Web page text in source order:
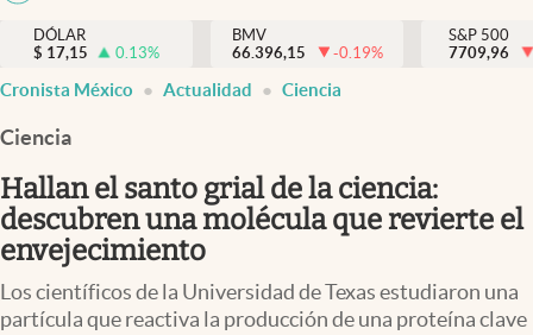
México
Dólar y mercados
Pc y celular
Vida y estilo
Tv
DÓLAR
$ 17,15 0.13%
BMV
66.396,15
-0.19%
S&P 500
7709,96
Cronista México Actualidad Ciencia
Ciencia
Hallan el santo grial de la ciencia:
descubren una molécula que revierte el
envejecimiento
Los científicos de la Universidad de Texas estudiaron una
partícula que reactiva la producción de una proteína clave